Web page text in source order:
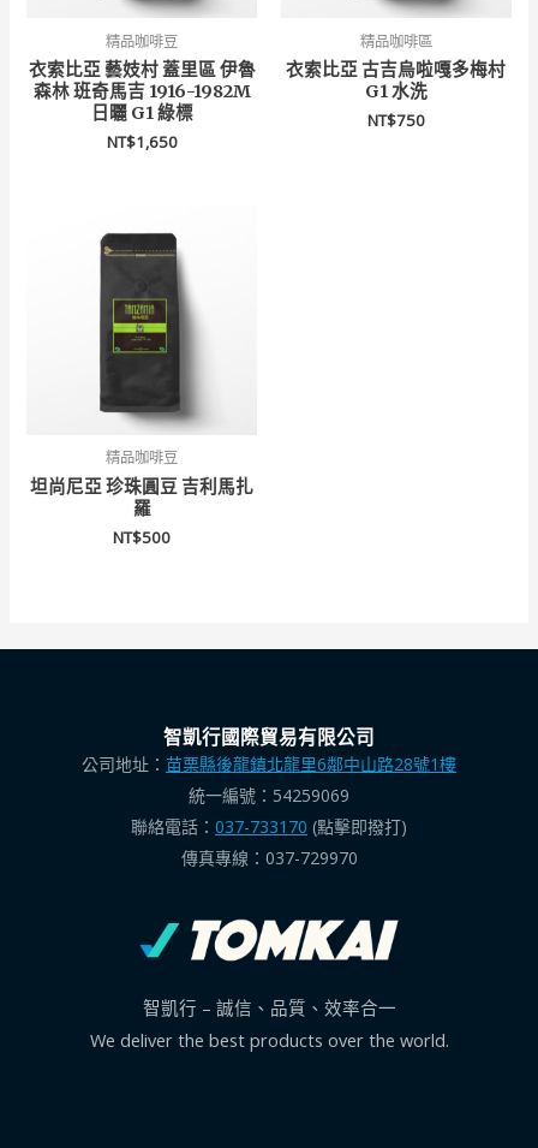
精品咖啡豆
衣索比亞 藝妓村 蓋里區 伊魯
森林 班奇馬吉 1916-1982M
日曬 G1 綠標
NT$1,650
精品咖啡區
衣索比亞 古吉烏啦嘎多梅村
G1 水洗
NT$750
精品咖啡豆
坦尚尼亞 珍珠圓豆 吉利馬扎
羅
NT$500
智凱行國際貿易有限公司
公司地址： 苗栗縣後龍鎮北龍里6鄰中山路28號1樓
統一編號：54259069
聯絡電話： 037-733170 (點擊即撥打)
傳真專線：037-729970
智凱行 – 誠信、品質、效率合一
We deliver the best products over the world.